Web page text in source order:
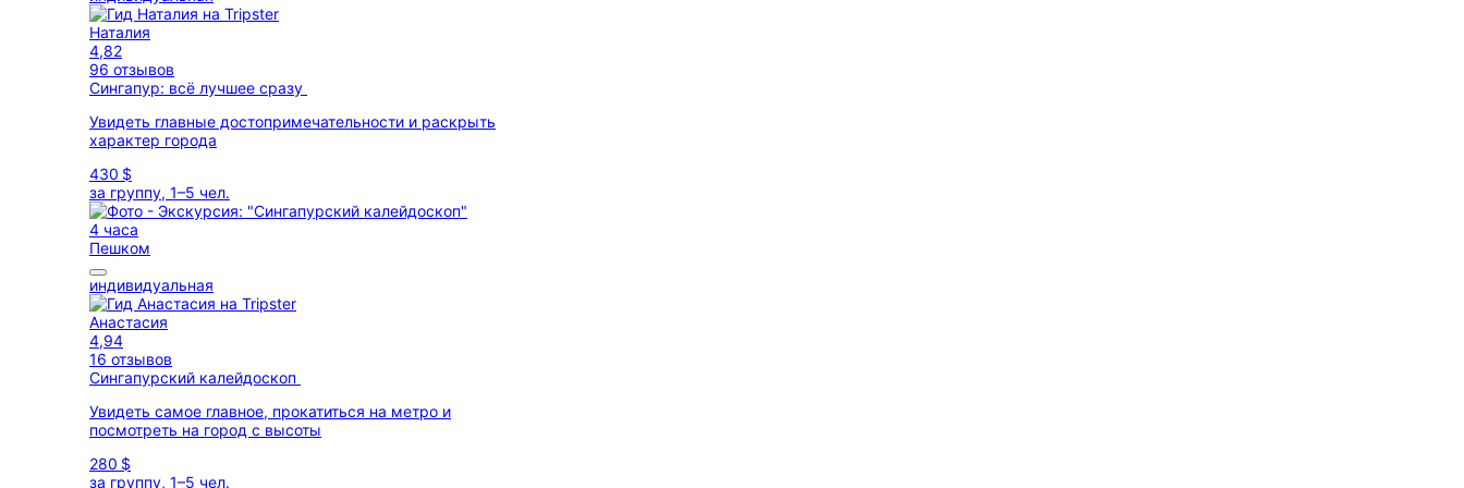
Наталия
4,82
96 отзывов
Сингапур: всё лучшее сразу
Увидеть главные достопримечательности и раскрыть
характер города
430 $
за группу, 1–5 чел.
4 часа
Пешком
индивидуальная
Анастасия
4,94
16 отзывов
Сингапурский калейдоскоп
Увидеть самое главное, прокатиться на метро и
посмотреть на город с высоты
280 $
за группу, 1–5 чел.